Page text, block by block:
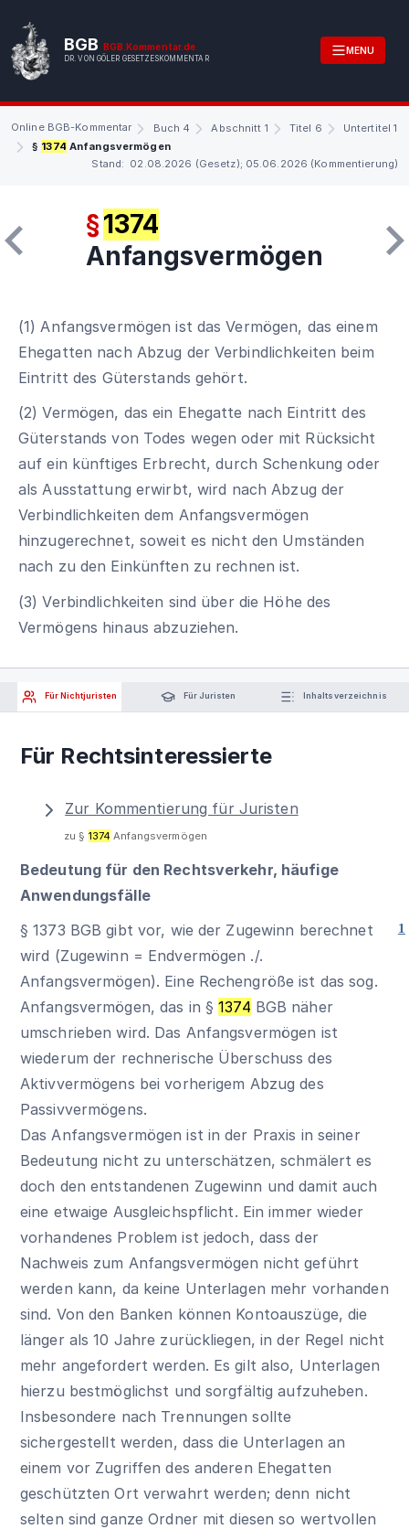
BGB BGB.Kommentar.de
DR. VON GÖLER GESETZESKOMMENTAR
MENU
Online BGB-Kommentar Buch 4 Abschnitt 1 Titel 6
Untertitel 1
§ 1374 Anfangsvermögen
Stand: 02.08.2026 (Gesetz); 05.06.2026 (Kommentierung)
§1374
Anfangsvermögen
(1) Anfangsvermögen ist das Vermögen, das einem
Ehegatten nach Abzug der Verbindlichkeiten beim
Eintritt des Güterstands gehört.
(2) Vermögen, das ein Ehegatte nach Eintritt des
Güterstands von Todes wegen oder mit Rücksicht
auf ein künftiges Erbrecht, durch Schenkung oder
als Ausstattung erwirbt, wird nach Abzug der
Verbindlichkeiten dem Anfangsvermögen
hinzugerechnet, soweit es nicht den Umständen
nach zu den Einkünften zu rechnen ist.
(3) Verbindlichkeiten sind über die Höhe des
Vermögens hinaus abzuziehen.
Für Nichtjuristen Für Juristen Inhaltsverzeichnis
Für Rechtsinteressierte
Zur Kommentierung für Juristen
zu § 1374 Anfangsvermögen
Bedeutung für den Rechtsverkehr, häufige
Anwendungsfälle
1
§ 1373 BGB gibt vor, wie der Zugewinn berechnet
wird (Zugewinn = Endvermögen ./.
Anfangsvermögen). Eine Rechengröße ist das sog.
Anfangsvermögen, das in §1374 BGB näher
umschrieben wird. Das Anfangsvermögen ist
wiederum der rechnerische Überschuss des
Aktivvermögens bei vorherigem Abzug des
Passivvermögens.
Das Anfangsvermögen ist in der Praxis in seiner
Bedeutung nicht zu unterschätzen, schmälert es
doch den entstandenen Zugewinn und damit auch
eine etwaige Ausgleichspflicht. Ein immer wieder
vorhandenes Problem ist jedoch, dass der
Nachweis zum Anfangsvermögen nicht geführt
werden kann, da keine Unterlagen mehr vorhanden
sind. Von den Banken können Kontoauszüge, die
länger als 10 Jahre zurückliegen, in der Regel nicht
mehr angefordert werden. Es gilt also, Unterlagen
hierzu bestmöglichst und sorgfältig aufzuheben.
Insbesondere nach Trennungen sollte
sichergestellt werden, dass die Unterlagen an
einem vor Zugriffen des anderen Ehegatten
geschützten Ort verwahrt werden; denn nicht
selten sind ganze Ordner mit diesen so wertvollen